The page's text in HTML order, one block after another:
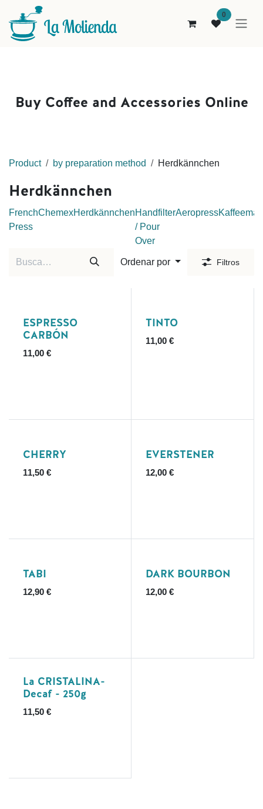
Ir al contenido
0
Buy Coffee and Accessories Online
Product by preparation method Herdkännchen
Herdkännchen
French
Press
ChemexHerdkännchenHandfilter
/ Pour
Over
Aeropress
Ordenar por Filtros
ESPRESSO
CARBÓN
11,00 €
TINTO
11,00€
CHERRY
11,50 €
EVERSTENER
12,00€
Ausverkauft
TABI
12,90 €
DARK BOURBON
12,00€
La CRISTALINA-
Decaf - 250g
11,50 €